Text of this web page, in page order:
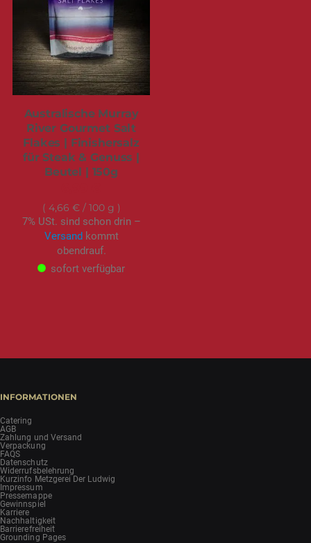
Australische Murray
River Gourmet Salt
Flakes | Finishersalz
für Steak & Genuss |
Beutel | 150g
4,66 €/ 100 g
7% USt. sind schon drin –
Versand kommt
obendrauf.
sofort verfügbar
INFORMATIONEN
Catering
AGB
Zahlung und Versand
Verpackung
FAQS
Datenschutz
Widerrufsbelehrung
Kurzinfo Metzgerei Der Ludwig
Impressum
Pressemappe
Gewinnspiel
Karriere
Nachhaltigkeit
Barrierefreiheit
Grounding Pages